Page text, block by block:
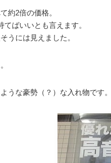
約2倍の価格。
ばいいとも言えます。
うには見えました。
うな豪勢（？）な入れ物です。